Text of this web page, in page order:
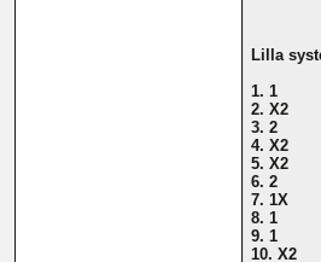
Lilla
1. 1
2. X2
3. 2
4. X2
5. X2
6. 2
7. 1X
8. 1
9. 1
10. X2